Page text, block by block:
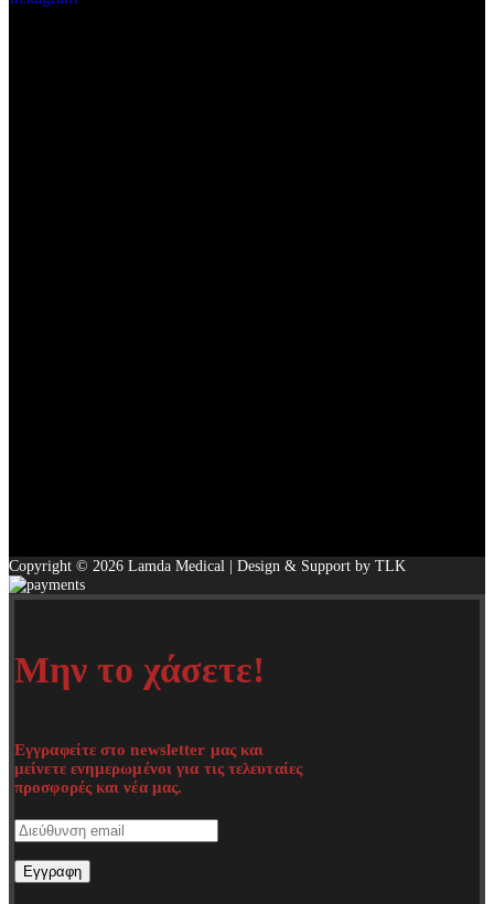
Copyright © 2026 Lamda Medical | Design & Support by TLK
Μην το χάσετε!
Εγγραφείτε στο newsletter μας και
μείνετε ενημερωμένοι για τις τελευταίες
προσφορές και νέα μας.